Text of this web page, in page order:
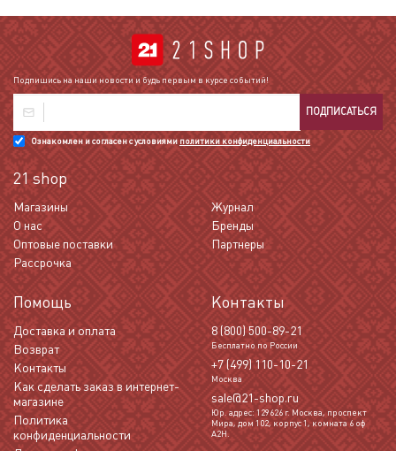
Подпишись на наши новости и будь первым в курсе событий!
ПОДПИСАТЬСЯ
Ознакомлен и согласен с условиямиполитики конфиденциальности
21 shop
Магазины
Журнал
О нас
Бренды
Оптовые поставки
Партнеры
Рассрочка
Помощь
Доставка и оплата
Возврат
Контакты
Как сделать заказ в интернет-
магазине
Политика
конфиденциальности
Контакты
8 (800) 500-89-21
Бесплатно по России
+7 (499) 110-10-21
Москва
sale@21-shop.ru
Юр. адрес: 129626 г. Москва, проспект
Мира, дом 102, корпус 1, комната 6 оф
А2Н.